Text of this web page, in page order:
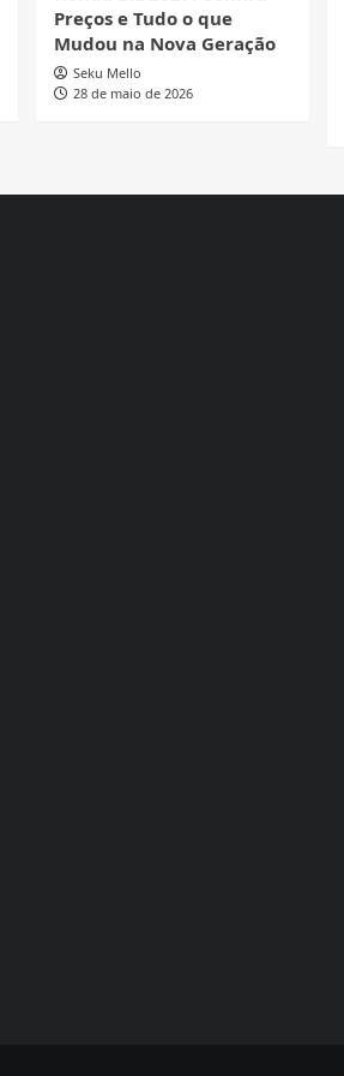
Preços e Tudo o que
Mudou na Nova Geração
Seku Mello
28 de maio de 2026